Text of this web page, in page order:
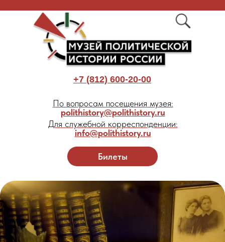
Билеты
+7 (812) 600-20-00
По вопросам посещения музея:
polithistory@polithistory.ru
Для служебной корреспонденции:
info@polithistory.ru